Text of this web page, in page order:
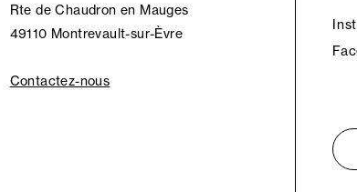
Rte de Chaudron en Mauges
49110 Montrevault-sur-Èvre
Contactez-nous